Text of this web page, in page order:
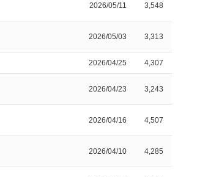
2026/05/11 3,548
2026/05/03 3,313
2026/04/25 4,307
2026/04/23 3,243
2026/04/16 4,507
2026/04/10 4,285